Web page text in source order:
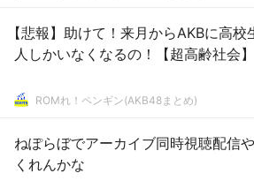
【悲報】助けて！来月からAKBに高校
人しかいなくなるの！【超高齢社会】
ROMれ！ペンギン(AKB48まとめ)
ねぽらぼでアーカイブ同時視聴配信
くれんかな